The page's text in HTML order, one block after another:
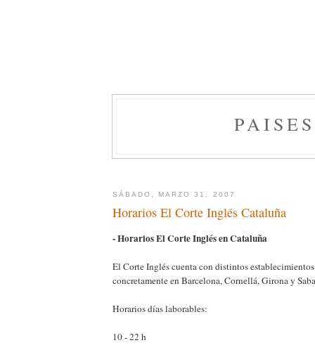
SÁBADO, MARZO 31, 2007
Horarios El Corte Inglés Cataluña
- Horarios El Corte Inglés en Cataluña
El Corte Inglés cuenta con distintos
concretamente en Barcelona, Cornellá, Girona y
Horarios días laborables:
10 - 22 h